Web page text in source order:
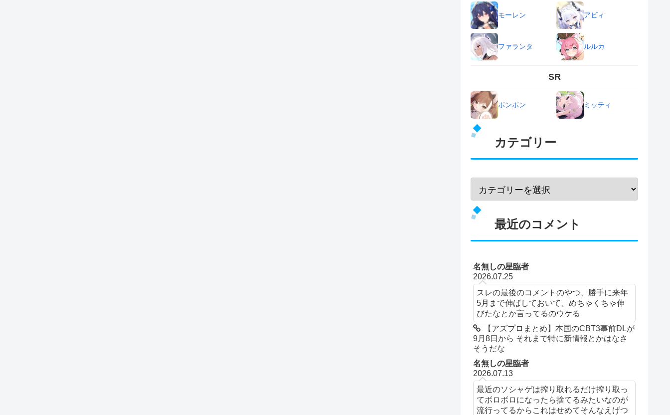
モーレン アビィ
ファランタ ルルカ
SR
ポンポン ミッティ
カテゴリー
最近のコメント
名無しの星臨者
2026.07.25
スレの最後のコメントのやつ、勝手に来年
5月まで伸ばしておいて、めちゃくちゃ伸
びたなとか言ってるのウケる
【アズプロまとめ】本国のCBT3事前DLが
9月8日から それまで特に新情報とかはなさ
そうだな
名無しの星臨者
2026.07.13
最近のソシャゲは搾り取れるだけ搾り取っ
てボロボロになったら捨てるみたいなのが
流行ってるからこれはせめてそんなえげつ